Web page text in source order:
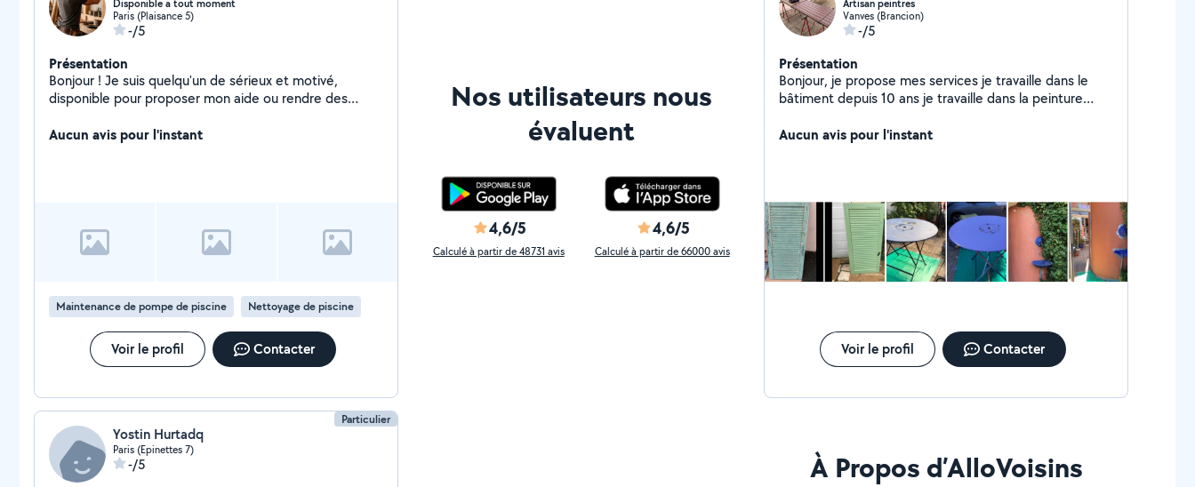
Disponible a tout moment
Paris (Plaisance 5)
-/5
Présentation
Bonjour ! Je suis quelqu'un de sérieux et motivé,
disponible pour proposer mon aide ou rendre des
petites tâches du quotidien (bricolage,
Aucun avis pour l'instant
Maintenance de pompe de piscine Nettoyage de piscine
Voir le profil Contacter
Nos utilisateurs nous
évaluent
4,6/5
Calculé à partir de 48731 avis
4,6/5
Calculé à partir de 66000 avis
Artisan peintres
Vanves (Brancion)
-/5
Présentation
Bonjour, je propose mes services je travaille dans le
bâtiment depuis 10 ans je travaille dans la peinture
extérieur balcon volet Portaille dessus de toit
Aucun avis pour l'instant
Voir le profil Contacter
Particulier
Yostin Hurtadq
Paris (Epinettes 7)
-/5 À Propos d’AlloVoisins